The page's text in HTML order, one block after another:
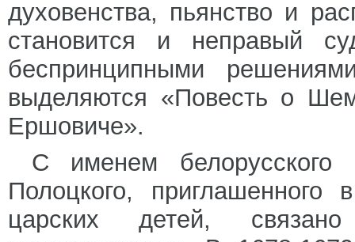
духовенства, пьянство и
становится и неправый
беспринципными
выделяются «Повесть о
Ершовиче».
С именем белорусского
Полоцкого,
царских детей, связано